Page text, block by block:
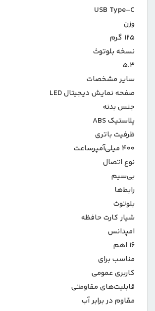
USB Type-C
وزن
۱۲۵ گرم
نسخه بلوتوث
۵.۳
سایر مشخصات
صفحه نمایش دیجیتال LED
جنس بدنه
پلاستیک ABS
ظرفیت باتری
۴۰۰ میلی‌آمپر‌ساعت
نوع اتصال
بی‌سیم
رابط‌ها
بلوتوث
شیار کارت حافظه
امپدانس
۱۶ اهم
مناسب برای
کاربری عمومی
قابلیت‌های مقاومتی
مقاوم در برابر آب